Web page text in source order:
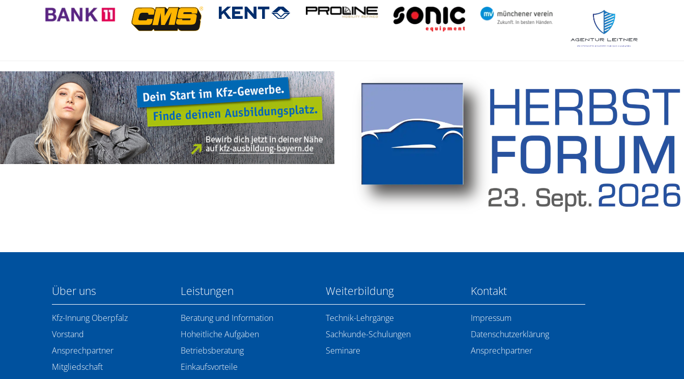
Über uns
Kfz-Innung Oberpfalz
Vorstand
Ansprechpartner
Mitgliedschaft
Leistungen
Beratung und Information
Hoheitliche Aufgaben
Betriebsberatung
Einkaufsvorteile
Weiterbildung
Technik-Lehrgänge
Sachkunde-Schulungen
Seminare
Kontakt
Impressum
Datenschutzerklärung
Ansprechpartner